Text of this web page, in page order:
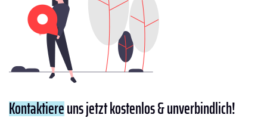
Kontaktiereuns jetzt kostenlos & unverbindlich!